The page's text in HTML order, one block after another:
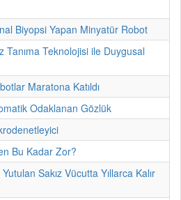
Biyopsi Yapan Minyatür Robot
Tanıma Teknolojisi ile Duygusal
Maratona Katıldı
Odaklanan Gözlük
Bu Kadar Zor?
Sakız Vücutta Yıllarca Kalır